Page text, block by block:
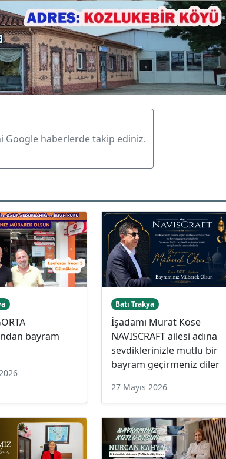
Google haberlerde takip ediniz.
bayram
Batı Trakya
İşadamı Murat Köse
NAVISCRAFT ailesi adına
sevdiklerinizle mutlu bir
bayram geçirmeniz diler
27 Mayıs 2026